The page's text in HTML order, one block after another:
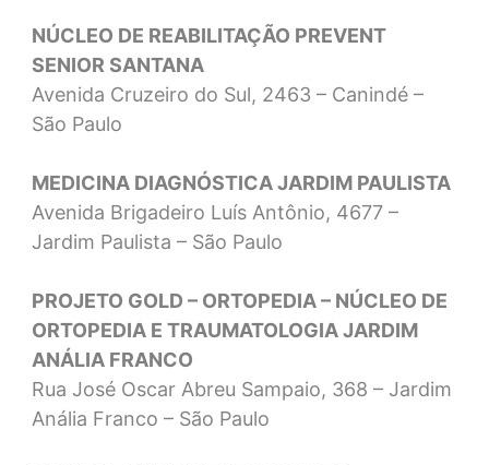
NÚCLEO DE REABILITAÇÃO PREVENT
SENIOR SANTANA
Avenida Cruzeiro do Sul, 2463 – Canindé –
São Paulo
MEDICINA DIAGNÓSTICA JARDIM PAULISTA
Avenida Brigadeiro Luís Antônio, 4677 –
Jardim Paulista – São Paulo
PROJETO GOLD – ORTOPEDIA – NÚCLEO DE
ORTOPEDIA E TRAUMATOLOGIA JARDIM
ANÁLIA FRANCO
Rua José Oscar Abreu Sampaio, 368 – Jardim
Anália Franco – São Paulo